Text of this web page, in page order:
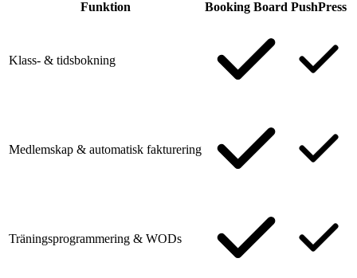
Funktion Booking Board PushPress
Klass- & tidsbokning
Medlemskap & automatisk fakturering
Träningsprogrammering & WODs